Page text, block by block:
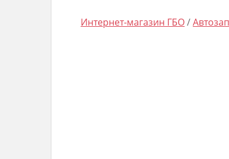
Интернет-магазин ГБО/